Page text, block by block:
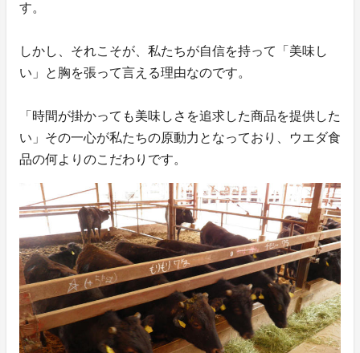
す。
しかし、それこそが、私たちが自信を持って「美味し
い」と胸を張って言える理由なのです。
「時間が掛かっても美味しさを追求した商品を提供した
い」その一心が私たちの原動力となっており、ウエダ食
品の何よりのこだわりです。